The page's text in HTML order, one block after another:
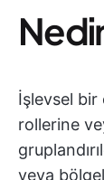
İşlevsel bir
rollerine
veya